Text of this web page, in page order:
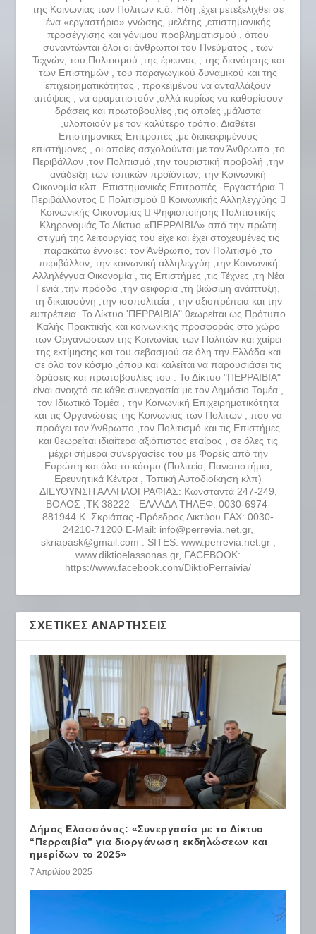
της Κοινωνίας των Πολιτών κ.ά. Ήδη ,έχει μετεξελιχθεί σε
ένα «εργαστήριο» γνώσης, μελέτης ,επιστημονικής
προσέγγισης και γόνιμου προβληματισμού , όπου
συναντώνται όλοι οι άνθρωποι του Πνεύματος , των
Τεχνών, του Πολιτισμού ,της έρευνας , της διανόησης και
των Επιστημών , του παραγωγικού δυναμικού και της
επιχειρηματικότητας , προκειμένου να ανταλλάξουν
απόψεις , να οραματιστούν ,αλλά κυρίως να καθορίσουν
δράσεις και πρωτοβουλίες ,τις οποίες ,μάλιστα
,υλοποιούν με τον καλύτερο τρόπο. Διαθέτει
Επιστημονικές Επιτροπές ,με διακεκριμένους
επιστήμονες , οι οποίες ασχολούνται με τον Άνθρωπο ,το
Περιβάλλον ,τον Πολιτισμό ,την τουριστική προβολή ,την
ανάδειξη των τοπικών προϊόντων, την Κοινωνική
Οικονομία κλπ. Επιστημονικές Επιτροπές -Εργαστήρια 
Περιβάλλοντος  Πολιτισμού  Κοινωνικής Αλληλεγγύης 
Κοινωνικής Οικονομίας  Ψηφιοποίησης Πολιτιστικής
Κληρονομιάς Το Δίκτυο «ΠΕΡΡΑΙΒΙΑ» από την πρώτη
στιγμή της λειτουργίας του είχε και έχει στοχευμένες τις
παρακάτω έννοιες: τον Άνθρωπο, τον Πολιτισμό ,το
περιβάλλον, την κοινωνική αλληλεγγύη ,την Κοινωνική
Αλληλέγγυα Οικονομία , τις Επιστήμες ,τις Τέχνες ,τη Νέα
Γενιά ,την πρόοδο ,την αειφορία ,τη βιώσιμη ανάπτυξη,
τη δικαιοσύνη ,την ισοπολιτεία , την αξιοπρέπεια και την
ευπρέπεια. Το Δίκτυο 'ΠΕΡΡΑΙΒΙΑ" θεωρείται ως Πρότυπο
Καλής Πρακτικής και κοινωνικής προσφοράς στο χώρο
των Οργανώσεων της Κοινωνίας των Πολιτών και χαίρει
της εκτίμησης και του σεβασμού σε όλη την Ελλάδα και
σε όλο τον κόσμο ,όπου και καλείται να παρουσιάσει τις
δράσεις και πρωτοβουλίες του . Το Δίκτυο "ΠΕΡΡΑΙΒΙΑ"
είναι ανοιχτό σε κάθε συνεργασία με τον Δημόσιο Τομέα ,
τον Ιδιωτικό Τομέα , την Κοινωνική Επιχειρηματικότητα
και τις Οργανώσεις της Κοινωνίας των Πολιτών , που να
προάγει τον Άνθρωπο ,τον Πολιτισμό και τις Επιστήμες
και θεωρείται ιδιαίτερα αξιόπιστος εταίρος , σε όλες τις
μέχρι σήμερα συνεργασίες του με Φορείς από την
Ευρώπη και όλο το κόσμο (Πολιτεία, Πανεπιστήμια,
Ερευνητικά Κέντρα , Τοπική Αυτοδιοίκηση κλπ)
ΔΙΕΥΘΥΝΣΗ ΑΛΛΗΛΟΓΡΑΦΙΑΣ: Κωνσταντά 247-249,
ΒΟΛΟΣ ,ΤΚ 38222 - ΕΛΛΑΔΑ ΤΗΛΕΦ. 0030-6974-
881944 Κ. Σκριάπας -Πρόεδρος Δικτύου FAX: 0030-
24210-71200 E-Mail: info@perrevia.net.gr,
skriapask@gmail.com . SITES: www.perrevia.net.gr ,
www.diktioelassonas.gr, FACEBOOK:
https://www.facebook.com/DiktioPerraivia/
ΣΧΕΤΙΚΈΣ ΑΝΑΡΤΉΣΕΙΣ
Δήμος Ελασσόνας: «Συνεργασία με το Δίκτυο
“Περραιβία” για διοργάνωση εκδηλώσεων και
ημερίδων το 2025»
7 Απριλίου 2025